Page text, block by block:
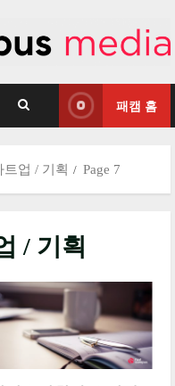
패캠 홈
트업 / 기획 Page 7
/ 기획